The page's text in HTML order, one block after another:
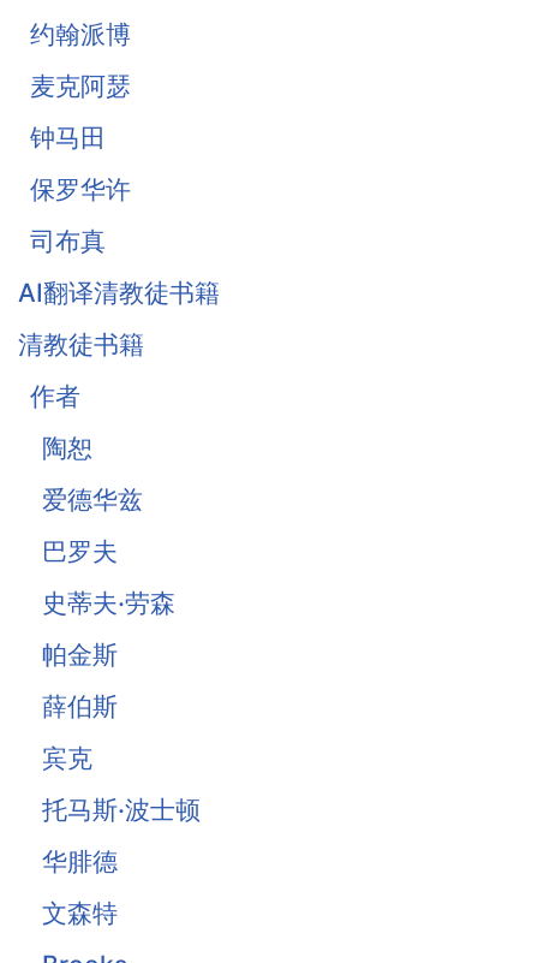
战胜罪恶的惧怕
约翰派博
麦克阿瑟
钟马田
保罗华许
司布真
AI翻译清教徒书籍
清教徒书籍
作者
陶恕
爱德华兹
巴罗夫
史蒂夫·劳森
帕金斯
薛伯斯
宾克
托马斯·波士顿
华腓德
文森特